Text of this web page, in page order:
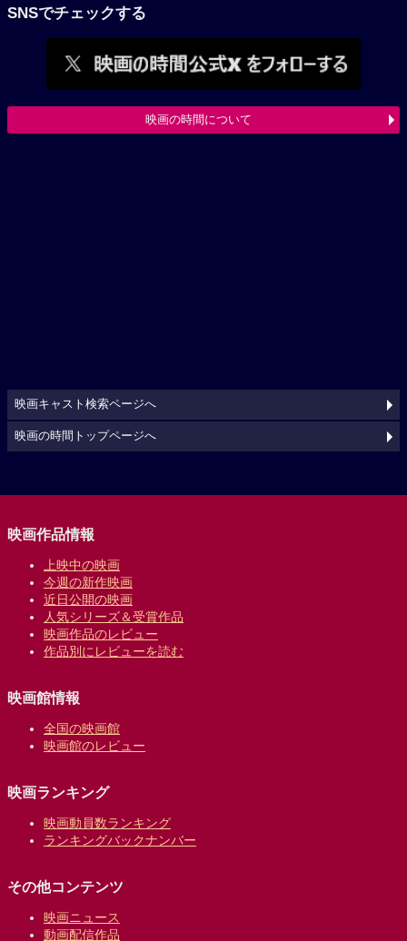
SNSでチェックする
映画の時間について
映画キャスト検索ページへ
映画の時間トップページへ
映画作品情報
上映中の映画
今週の新作映画
近日公開の映画
人気シリーズ＆受賞作品
映画作品のレビュー
作品別にレビューを読む
映画館情報
全国の映画館
映画館のレビュー
映画ランキング
映画動員数ランキング
ランキングバックナンバー
その他コンテンツ
映画ニュース
動画配信作品